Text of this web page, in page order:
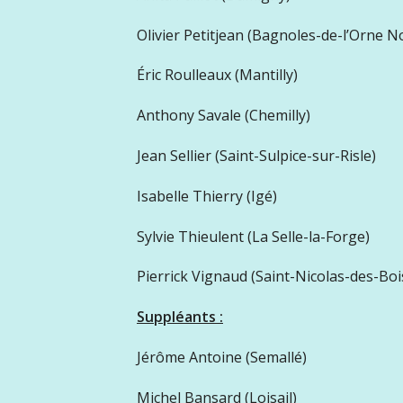
Olivier Petitjean (Bagnoles-de-l’Orne
Éric Roulleaux (Mantilly)
Anthony Savale (Chemilly)
Jean Sellier (Saint-Sulpice-sur-Risle)
Isabelle Thierry (Igé)
Sylvie Thieulent (La Selle-la-Forge)
Pierrick Vignaud (Saint-Nicolas-des-
Suppléants :
Jérôme Antoine (Semallé)
Michel Bansard (Loisail)